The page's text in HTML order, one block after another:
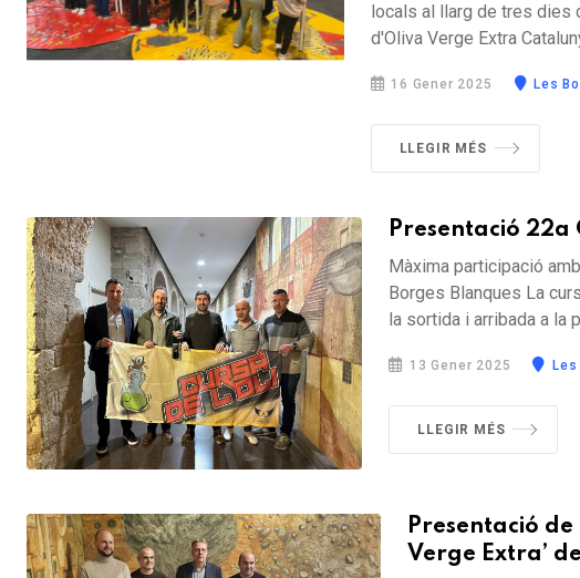
locals al llarg de tres dies
d'Oliva Verge Extra
16 Gener 2025 Les
LLEGIR MÉS
Presentació 22a
Màxima participació
Borges Blanques La
la sortida i arribada a la
13 Gener 2025
LLEGIR MÉS
Presentació
Verge Extra’